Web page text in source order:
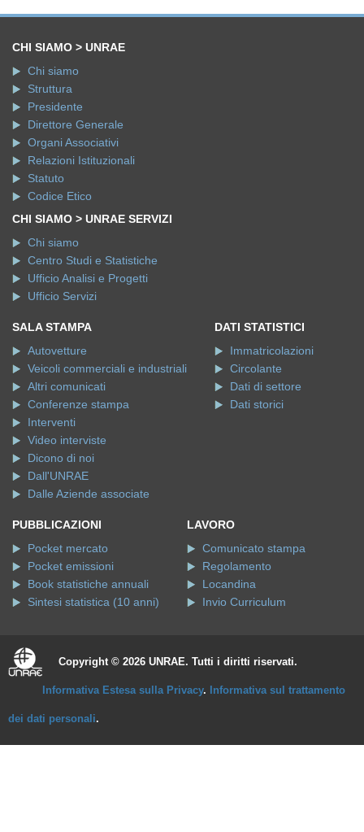
CHI SIAMO > UNRAE
Chi siamo
Struttura
Presidente
Direttore Generale
Organi Associativi
Relazioni Istituzionali
Statuto
Codice Etico
CHI SIAMO > UNRAE SERVIZI
Chi siamo
Centro Studi e Statistiche
Ufficio Analisi e Progetti
Ufficio Servizi
SALA STAMPA
Autovetture
Veicoli commerciali e industriali
Altri comunicati
Conferenze stampa
Interventi
Video interviste
Dicono di noi
Dall'UNRAE
Dalle Aziende associate
DATI STATISTICI
Immatricolazioni
Circolante
Dati di settore
Dati storici
PUBBLICAZIONI
Pocket mercato
Pocket emissioni
Book statistiche annuali
Sintesi statistica (10 anni)
LAVORO
Comunicato stampa
Regolamento
Locandina
Invio Curriculum
Copyright © 2026 UNRAE. Tutti i diritti riservati.
Informativa Estesa sulla Privacy. Informativa sul trattamento
dei dati personali.